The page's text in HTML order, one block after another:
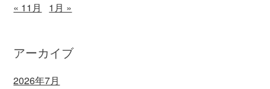
« 11月 1月 »
アーカイブ
2026年7月